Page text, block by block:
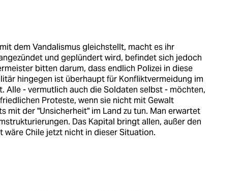
dem Vandalismus gleichstellt, macht es ihr
und geplündert wird, befindet sich jedoch
bitten darum, dass endlich Polizei in diese
hingegen ist überhaupt für Konfliktvermeidung im
Alle - vermutlich auch die Soldaten selbst - möchten,
Proteste, wenn sie nicht mit Gewalt
mit der "Unsicherheit" im Land zu tun. Man erwartet
Das Kapital bringt allen, außer den
wäre Chile jetzt nicht in dieser Situation.